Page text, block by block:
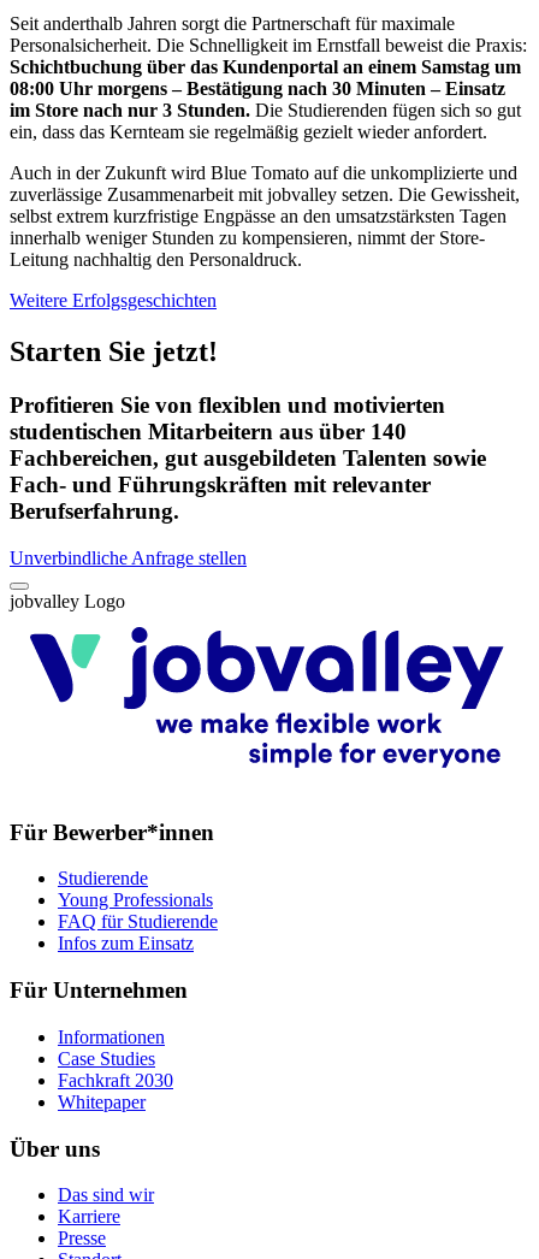
Seit anderthalb Jahren sorgt die Partnerschaft für maximale
Personalsicherheit. Die Schnelligkeit im Ernstfall beweist die Praxis:
Schichtbuchung über das Kundenportal an einem Samstag um
08:00 Uhr morgens – Bestätigung nach 30 Minuten – Einsatz
im Store nach nur 3 Stunden. Die Studierenden fügen sich so gut
ein, dass das Kernteam sie regelmäßig gezielt wieder anfordert.
Auch in der Zukunft wird Blue Tomato auf die unkomplizierte und
zuverlässige Zusammenarbeit mit jobvalley setzen. Die Gewissheit,
selbst extrem kurzfristige Engpässe an den umsatzstärksten Tagen
innerhalb weniger Stunden zu kompensieren, nimmt der Store-
Leitung nachhaltig den Personaldruck.
Weitere Erfolgsgeschichten
Starten Sie jetzt!
Profitieren Sie von flexiblen und motivierten
studentischen Mitarbeitern aus über 140
Fachbereichen, gut ausgebildeten Talenten sowie
Fach- und Führungskräften mit relevanter
Berufserfahrung.
Unverbindliche Anfrage stellen
jobvalley Logo
Für Bewerber*innen
Studierende
Young Professionals
FAQ für Studierende
Infos zum Einsatz
Für Unternehmen
Informationen
Case Studies
Fachkraft 2030
Whitepaper
Über uns
Das sind wir
Karriere
Presse